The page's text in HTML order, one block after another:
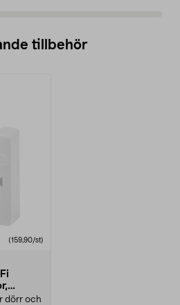
tillbehör
(159,90/st)
dörr och